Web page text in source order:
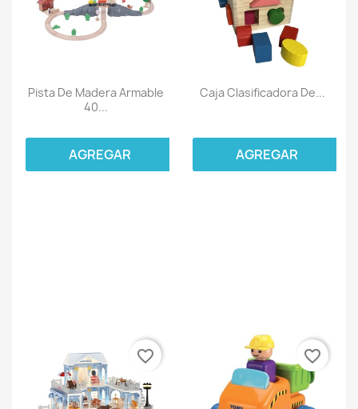
Pista De Madera Armable
40...
AGREGAR
Caja Clasificadora De...
AGREGAR
favorite_border favorite_border